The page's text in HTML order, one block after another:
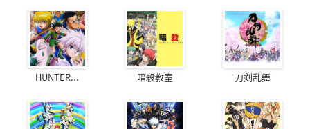
HUNTER... 暗殺教室 刀剣乱舞